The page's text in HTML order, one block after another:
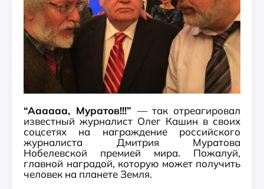
“Аааааа, Муратов!!!” — так отреагировал
известный журналист Олег Кашин в своих
соцсетях на награждение российского
журналиста Дмитрия Муратова
Нобелевской премией мира. Пожалуй,
главной наградой, которую может получить
человек на планете Земля.